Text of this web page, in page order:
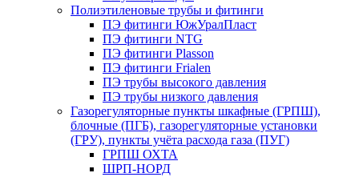
Полиэтиленовые трубы и фитинги
ПЭ фитинги ЮжУралПласт
ПЭ фитинги NTG
ПЭ фитинги Plasson
ПЭ фитинги Frialen
ПЭ трубы высокого давления
ПЭ трубы низкого давления
Газорегуляторные пункты шкафные (ГРПШ),
блочные (ПГБ), газорегуляторные установки
(ГРУ), пункты учёта расхода газа (ПУГ)
ГРПШ ОХТА
ШРП-НОРД